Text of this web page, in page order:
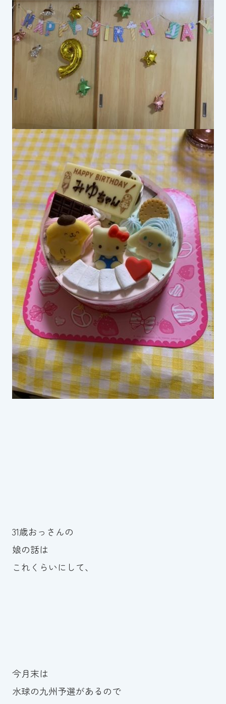
31歳おっさんの
娘の話は
これくらいにして、
今月末は
水球の九州予選があるので